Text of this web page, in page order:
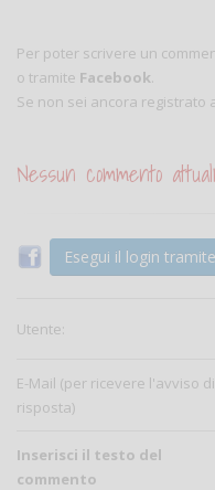
Per poter scrivere un
o tramite Facebook.
Se non sei ancora registrato
Nessun commento
Esegui il login
Utente:
E-Mail (per ricevere l'avviso di
risposta)
Inserisci il testo del
commento